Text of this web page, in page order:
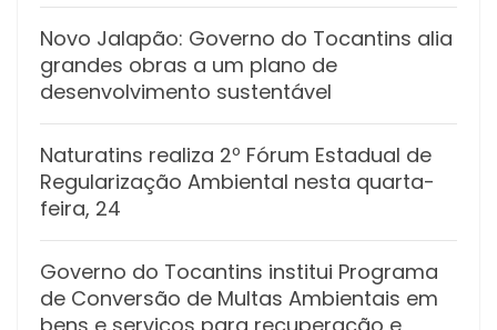
Novo Jalapão: Governo do Tocantins alia
grandes obras a um plano de
desenvolvimento sustentável
Naturatins realiza 2º Fórum Estadual de
Regularização Ambiental nesta quarta-
feira, 24
Governo do Tocantins institui Programa
de Conversão de Multas Ambientais em